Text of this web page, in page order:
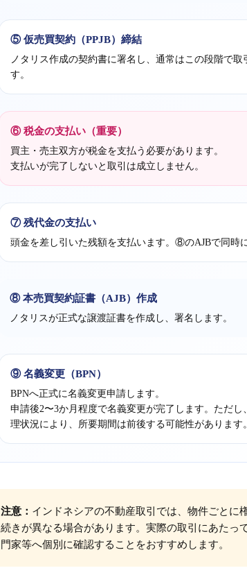
⑤ 仮売買契約（PPJB）締結
ノタリス作成の契約書に署名し、通常はこの段階で取
す。
⑥ 税金の支払い（重要）
買主・売主双方が税金を支払う必要があります。
支払いが完了しないと取引は成立しません。
⑦ 残代金の支払い
頭金を差し引いた残額を支払います。⑧のAJBで同時
⑧ 本売買契約証書（AJB）作成
ノタリスが正式な譲渡証書を作成し、署名します。
⑨ 名義変更（BPN）
BPNへ正式に名義変更申請します。
申請後2〜3か月程度で名義変更が完了します。ただ
理状況により、所要期間は前後する可能性があります。
注意： インドネシアの不動産取引では、物件ごとに
続きが異なる場合があります。実際の取引にあたっ
門家等へ個別に確認することをおすすめします。